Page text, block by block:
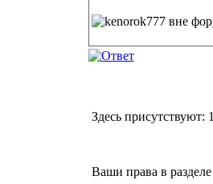
Здесь присутствуют: 1
Ваши права в разделе